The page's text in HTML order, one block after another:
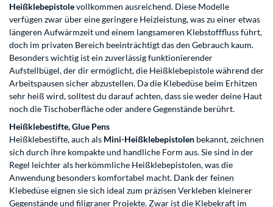
Heißklebepistolevollkommen ausreichend. Diese Modelle
verfügen zwar über eine geringere Heizleistung, was zu einer etwas
längeren Aufwärmzeit und einem langsameren Klebstofffluss führt,
doch im privaten Bereich beeinträchtigt das den Gebrauch kaum.
Besonders wichtig ist ein zuverlässig funktionierender
Aufstellbügel, der dir ermöglicht, die Heißklebepistole während der
Arbeitspausen sicher abzustellen. Da die Klebedüse beim Erhitzen
sehr heiß wird, solltest du darauf achten, dass sie weder deine Haut
noch die Tischoberfläche oder andere Gegenstände berührt.
Heißklebestifte, Glue Pens
Heißklebestifte, auch als Mini-Heißklebepistolen bekannt, zeichnen
sich durch ihre kompakte und handliche Form aus. Sie sind in der
Regel leichter als herkömmliche Heißklebepistolen, was die
Anwendung besonders komfortabel macht. Dank der feinen
Klebedüse eignen sie sich ideal zum präzisen Verkleben kleinerer
Gegenstände und filigraner Projekte. Zwar ist die Klebekraft im